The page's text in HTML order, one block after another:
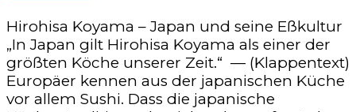
Hirohisa Koyama – Japan und seine Eßkultur
„In Japan gilt Hirohisa Koyama als einer der
größten Köche unserer Zeit.“ — (Klappentext)
Europäer kennen aus der japanischen Küche
vor allem Sushi. Dass die japanische